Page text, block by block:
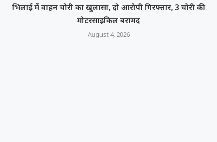
भिलाई में वाहन चोरी का खुलासा, दो आरोपी गिरफ्तार, 3 चोरी की
मोटरसाइकिल बरामद
August 4, 2026